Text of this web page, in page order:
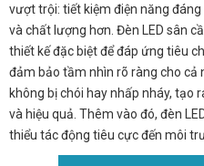
vượt trội: tiết kiệm điện năng
và chất lượng hơn. Đèn LED sân
thiết kế đặc biệt để đáp ứng tiêu
đảm bảo tầm nhìn rõ ràng cho cả
không bị chói hay nhấp nháy, tạo
và hiệu quả. Thêm vào đó, đèn
thiểu tác động tiêu cực đến môi